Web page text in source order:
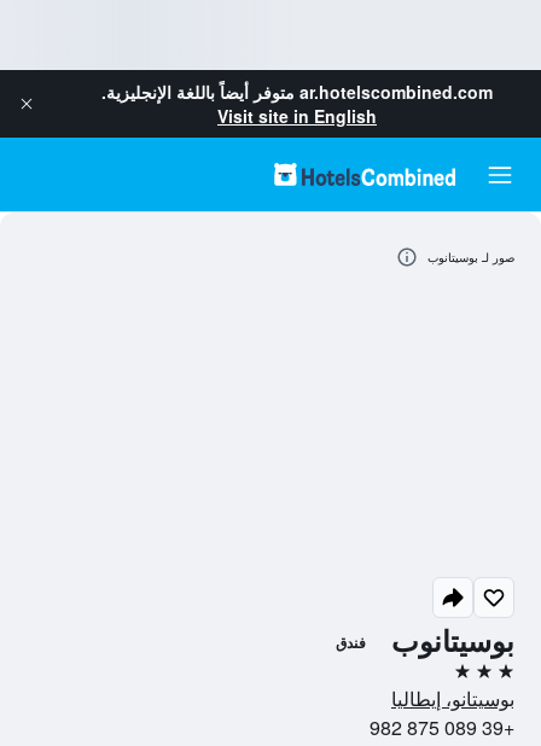
ar.hotelscombined.com متوفر أيضاً باللغة الإنجليزية.
Visit site in English
بوسيتانوب فندق
3 نجوم
بوسيتانو، إيطاليا
+39 089 875 982
صور لـ بوسيتانوب